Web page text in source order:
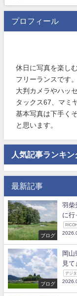
プロフィール
休日に写真を楽し
フリーランスです。
大判カメラやハッ
タックス67、マミ
基本写真は下手く
と思います。
人気記事ランキン
最新記事
ブログ
羽柴
に行
RICOH
ブログ
岡山
見て
デジ